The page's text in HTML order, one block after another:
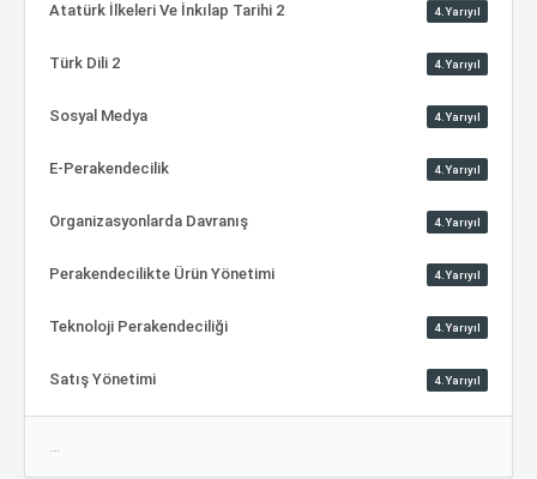
Atatürk İlkeleri Ve İnkılap Tarihi 2 4.Yarıyıl
Türk Dili 2 4.Yarıyıl
Sosyal Medya 4.Yarıyıl
E-Perakendecilik 4.Yarıyıl
Organizasyonlarda Davranış 4.Yarıyıl
Perakendecilikte Ürün Yönetimi 4.Yarıyıl
Teknoloji Perakendeciliği 4.Yarıyıl
Satış Yönetimi 4.Yarıyıl
...